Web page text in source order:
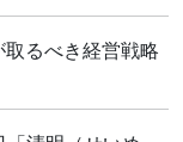
るべき経営戦略